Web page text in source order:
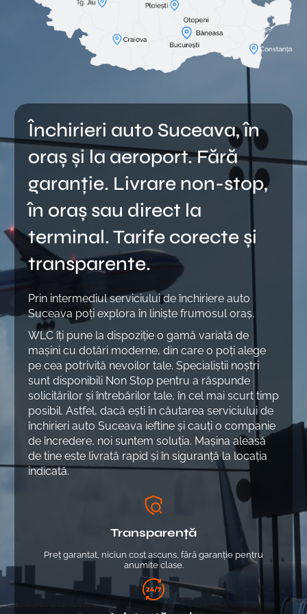
Închirieri auto Suceava, în
oraș și la aeroport. Fără
garanție. Livrare non-stop,
în oraș sau direct la
terminal. Tarife corecte și
transparente.
Prin intermediul serviciului de închiriere auto
Suceava poți explora în liniște frumosul oraș.
WLC îți pune la dispoziție o gamă variată de
mașini cu dotări moderne, din care o poți alege
pe cea potrivită nevoilor tale. Specialiștii noștri
sunt disponibili Non Stop pentru a răspunde
solicitărilor și întrebărilor tale, în cel mai scurt timp
posibil. Astfel, dacă ești în căutarea serviciului de
închirieri auto Suceava ieftine și cauți o companie
de încredere, noi suntem soluția. Mașina aleasă
de tine este livrată rapid și în siguranță la locația
indicată.
Transparență
Preț garantat, niciun cost ascuns, fără garanție pentru
anumite clase.